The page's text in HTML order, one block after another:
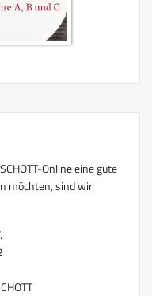
Online eine gute
möchten, sind wir